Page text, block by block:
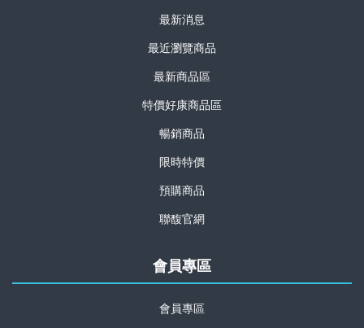
最新消息
最近瀏覽商品
最新商品區
特價好康商品區
暢銷商品
限時特價
預購商品
聯馥官網
會員專區
會員專區